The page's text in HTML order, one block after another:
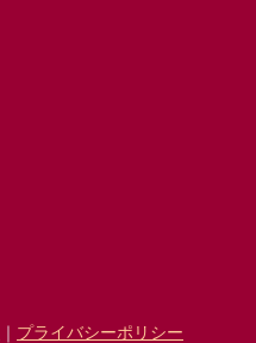
｜ プライバシーポリシー